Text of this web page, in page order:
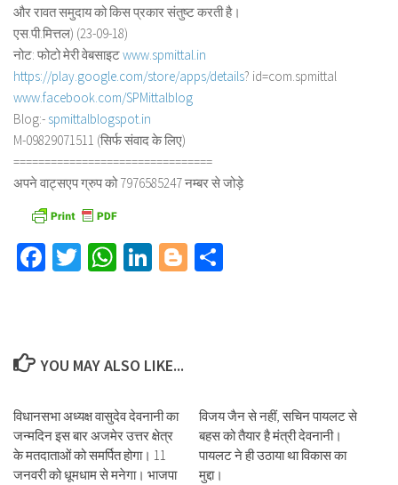
और रावत समुदाय को किस प्रकार संतुष्ट करती है।
एस.पी.मित्तल) (23-09-18)
नोट: फोटो मेरी वेबसाइटwww.spmittal.in
https://play.google.com/store/apps/details? id=com.spmittal
www.facebook.com/SPMittalblog
Blog:- spmittalblogspot.in
M-09829071511 (सिर्फ संवाद के लिए)
================================
अपने वाट्सएप ग्रुप को 7976585247 नम्बर से जोड़े
Facebook
TwitterWhatsApp
LinkedIn
Blogger
YOU MAY ALSO LIKE...
विधानसभा अध्यक्ष वासुदेव देवनानी का
जन्मदिन इस बार अजमेर उत्तर क्षेत्र
के मतदाताओं को समर्पित होगा। 11
जनवरी को धूमधाम से मनेगा। भाजपा
विजय जैन से नहीं, सचिन पायलट से
बहस को तैयार है मंत्री देवनानी।
पायलट ने ही उठाया था विकास का
मुद्दा।